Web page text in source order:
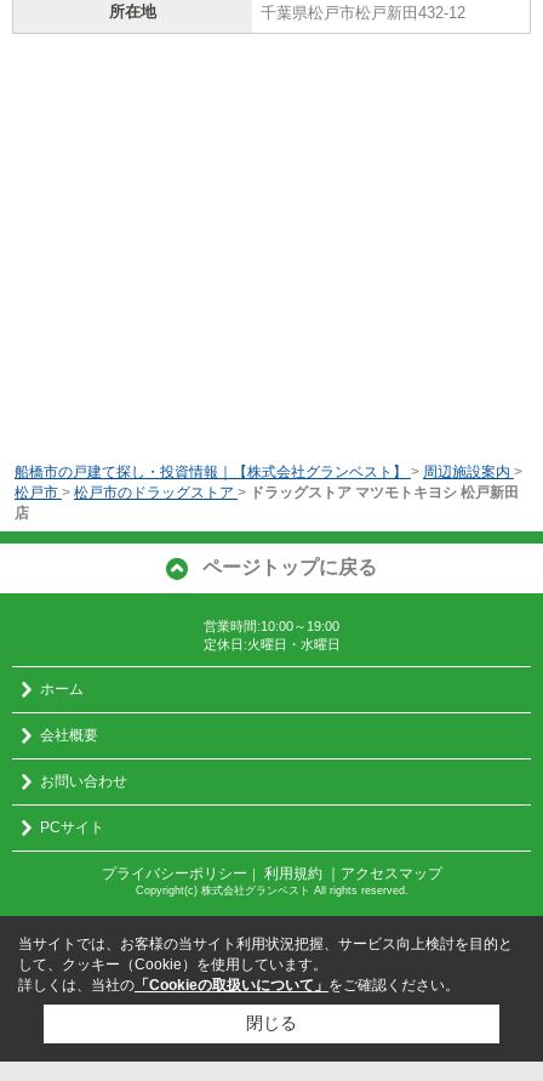
所在地 千葉県松戸市松戸新田432-12
船橋市の戸建て探し・投資情報｜【株式会社グランベスト】 > 周辺施設案内 >
松戸市 > 松戸市のドラッグストア > ドラッグストア マツモトキヨシ 松戸新田
店
ページトップに戻る
営業時間:10:00～19:00
定休日:火曜日・水曜日
ホーム
会社概要
お問い合わせ
PCサイト
プライバシーポリシー ｜ 利用規約 ｜アクセスマップ
Copyright(c) 株式会社グランベスト All rights reserved.
当サイトでは、お客様の当サイト利用状況把握、サービス向上検討を目的と
して、クッキー（Cookie）を使用しています。
詳しくは、当社の 「Cookieの取扱いについて」 をご確認ください。
閉じる